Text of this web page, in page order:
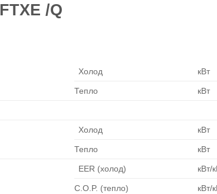
/Q
Холод кВт
Тепло кВт
Холод кВт
Тепло кВт
EER (холод) кВт/
C.O.P. (тепло) кВт/